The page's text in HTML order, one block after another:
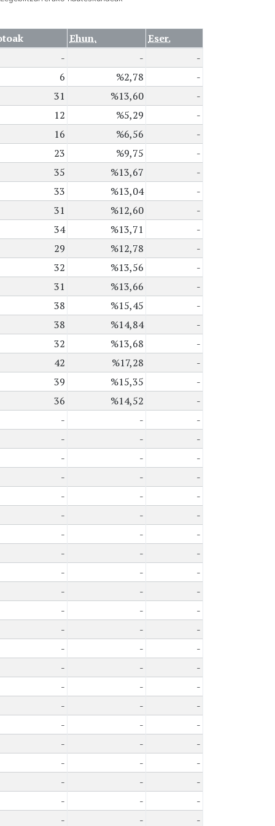
Ehun.
Eser.
- -
-
6 %2,78
-
31 %13,60
-
12 %5,29
-
16 %6,56
-
23 %9,75
-
35 %13,67
-
33 %13,04
-
31 %12,60
-
34 %13,71
-
29 %12,78
-
32 %13,56
-
31 %13,66
-
38 %15,45
-
38 %14,84
-
32 %13,68
-
42 %17,28
-
39 %15,35
-
36 %14,52
-
- -
-
- -
-
- -
-
- -
-
- -
-
- -
-
- -
-
- -
-
- -
-
- -
-
- -
-
- -
-
- -
-
- -
-
- -
-
- -
-
- -
-
- -
-
- -
-
- -
-
- -
-
- -
-